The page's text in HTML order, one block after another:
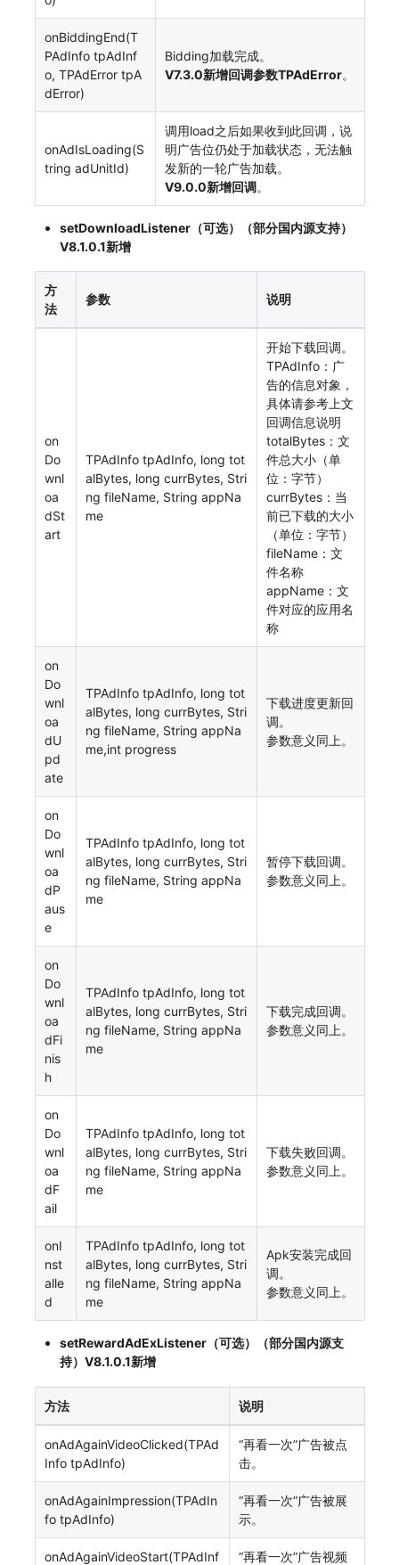
onBiddingEnd(T
PAdInfo tpAdInf
o, TPAdError tpA
dError)
Bidding加载完成。
V7.3.0新增回调参数TPAdError。
onAdIsLoading(S
tring adUnitId)
调用load之后如果收到此回调，说
明广告位仍处于加载状态，无法触
发新的一轮广告加载。
V9.0.0新增回调。
setDownloadListener（可选）（部分国内源支持）
V8.1.0.1新增
方
法
参数 说明
on
Do
wnl
oa
dSt
art
TPAdInfo tpAdInfo, long tot
alBytes, long currBytes, Stri
ng fileName, String appNa
me
开始下载回调。
TPAdInfo：广
告的信息对象，
具体请参考上文
回调信息说明
totalBytes：文
件总大小（单
位：字节）
currBytes：当
前已下载的大小
（单位：字节）
fileName：文
件名称
appName：文
件对应的应用名
称
on
Do
wnl
oa
dU
pd
ate
TPAdInfo tpAdInfo, long tot
alBytes, long currBytes, Stri
ng fileName, String appNa
me,int progress
下载进度更新回
调。
参数意义同上。
on
Do
wnl
oa
dP
aus
e
TPAdInfo tpAdInfo, long tot
alBytes, long currBytes, Stri
ng fileName, String appNa
me
暂停下载回调。
参数意义同上。
on
Do
wnl
oa
dFi
nis
h
TPAdInfo tpAdInfo, long tot
alBytes, long currBytes, Stri
ng fileName, String appNa
me
下载完成回调。
参数意义同上。
on
Do
wnl
oa
dF
ail
TPAdInfo tpAdInfo, long tot
alBytes, long currBytes, Stri
ng fileName, String appNa
me
下载失败回调。
参数意义同上。
onI
nst
alle
d
TPAdInfo tpAdInfo, long tot
alBytes, long currBytes, Stri
ng fileName, String appNa
me
Apk安装完成回
调。
参数意义同上。
setRewardAdExListener（可选）（部分国内源支
持）V8.1.0.1新增
方法 说明
onAdAgainVideoClicked(TPAd
Info tpAdInfo)
“再看一次”广告被点
击。
onAdAgainImpression(TPAdIn
fo tpAdInfo)
“再看一次”广告被展
示。
onAdAgainVideoStart(TPAdInf
“再看一次”广告视频